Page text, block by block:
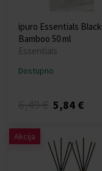
ipuro Essentials Black
Bamboo 50 ml
Essentials
Dostupno
5,84 €
Akcija